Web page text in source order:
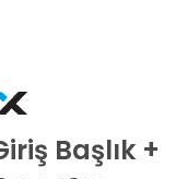
Başlık +